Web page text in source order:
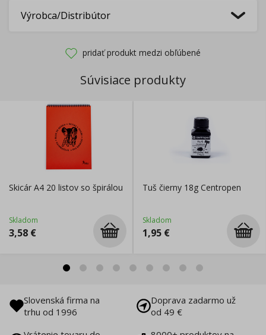
Výrobca/Distribútor
pridať produkt medzi obľúbené
Súvisiace produkty
Skicár A4 20 listov so špirálou
Skladom
3,58 €
Tuš čierny 18g Centropen
Skladom
1,95 €
Slovenská firma na
trhu od 1996
Doprava zadarmo už
od 49 €